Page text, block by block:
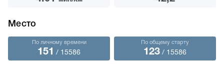
Место
По личному времени
151 / 15586
По общему старту
123 / 15586